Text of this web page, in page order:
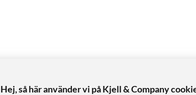
Hej, så här använder vi på Kjell & Company